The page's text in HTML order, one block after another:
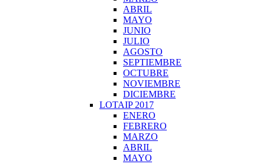
ABRIL
MAYO
JUNIO
JULIO
AGOSTO
SEPTIEMBRE
OCTUBRE
NOVIEMBRE
DICIEMBRE
LOTAIP 2017
ENERO
FEBRERO
MARZO
ABRIL
MAYO